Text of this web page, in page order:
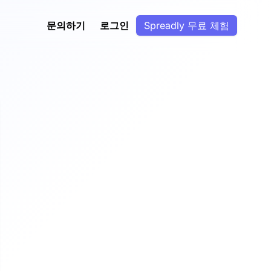
문의하기 로그인 Spreadly 무료 체험